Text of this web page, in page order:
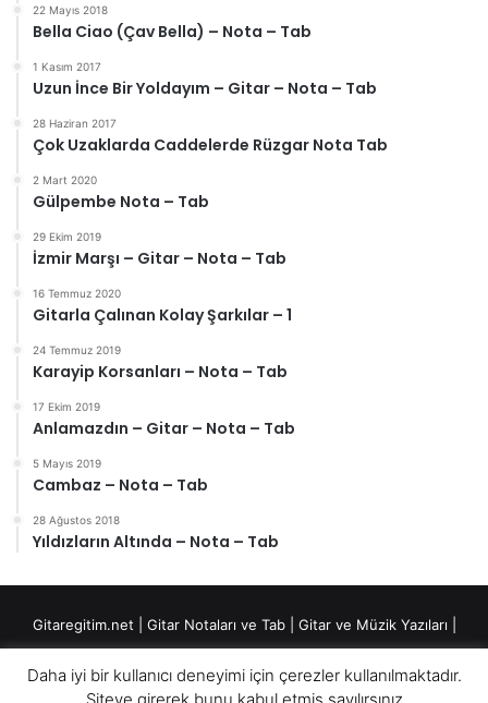
22 Mayıs 2018
Bella Ciao (Çav Bella) – Nota – Tab
1 Kasım 2017
Uzun İnce Bir Yoldayım – Gitar – Nota – Tab
28 Haziran 2017
Çok Uzaklarda Caddelerde Rüzgar Nota Tab
2 Mart 2020
Gülpembe Nota – Tab
29 Ekim 2019
İzmir Marşı – Gitar – Nota – Tab
16 Temmuz 2020
Gitarla Çalınan Kolay Şarkılar – 1
24 Temmuz 2019
Karayip Korsanları – Nota – Tab
17 Ekim 2019
Anlamazdın – Gitar – Nota – Tab
5 Mayıs 2019
Cambaz – Nota – Tab
28 Ağustos 2018
Yıldızların Altında – Nota – Tab
Gitaregitim.net | Gitar Notaları ve Tab| Gitar ve Müzik Yazıları
"Notasyon: Musa Çetiner" yazan notaları izinsiz kullanmamanız rica
Daha iyi bir kullanıcı deneyimi için çerezler kullanılmaktadır.